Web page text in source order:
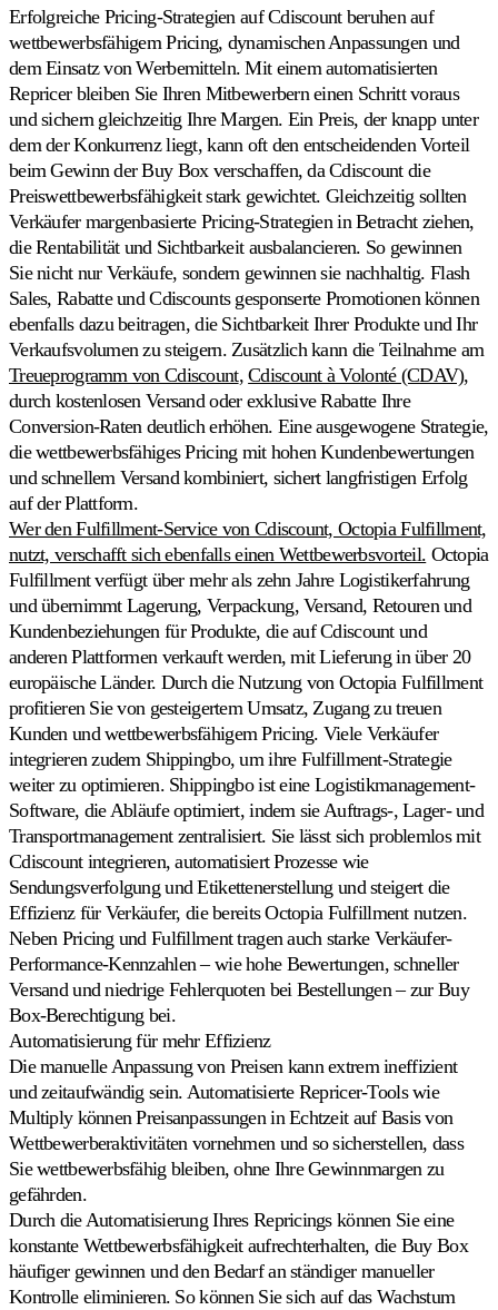
Alle
kompatiblen
Marktplätze
Alle
130+
unterstützten
Marktplätze
entdecken.
Erfolgreiche Pricing-Strategien auf Cdiscount beruhen auf
wettbewerbsfähigem Pricing, dynamischen Anpassungen und
dem Einsatz von Werbemitteln. Mit einem automatisierten
Repricer bleiben Sie Ihren Mitbewerbern einen Schritt voraus
und sichern gleichzeitig Ihre Margen. Ein Preis, der knapp unter
dem der Konkurrenz liegt, kann oft den entscheidenden Vorteil
beim Gewinn der Buy Box verschaffen, da Cdiscount die
Preiswettbewerbsfähigkeit stark gewichtet. Gleichzeitig sollten
Verkäufer margenbasierte Pricing-Strategien in Betracht ziehen,
die Rentabilität und Sichtbarkeit ausbalancieren. So gewinnen
Sie nicht nur Verkäufe, sondern gewinnen sie nachhaltig. Flash
Sales, Rabatte und Cdiscounts gesponserte Promotionen können
ebenfalls dazu beitragen, die Sichtbarkeit Ihrer Produkte und Ihr
Verkaufsvolumen zu steigern. Zusätzlich kann die Teilnahme am
Treueprogramm von Cdiscount,Cdiscount à Volonté (CDAV),
durch kostenlosen Versand oder exklusive Rabatte Ihre
Conversion-Raten deutlich erhöhen. Eine ausgewogene Strategie,
die wettbewerbsfähiges Pricing mit hohen Kundenbewertungen
und schnellem Versand kombiniert, sichert langfristigen Erfolg
auf der Plattform.
Wer den Fulfillment-Service von Cdiscount, Octopia Fulfillment,
nutzt, verschafft sich ebenfalls einen Wettbewerbsvorteil. Octopia
Fulfillment verfügt über mehr als zehn Jahre Logistikerfahrung
und übernimmt Lagerung, Verpackung, Versand, Retouren und
Kundenbeziehungen für Produkte, die auf Cdiscount und
anderen Plattformen verkauft werden, mit Lieferung in über 20
europäische Länder. Durch die Nutzung von Octopia Fulfillment
profitieren Sie von gesteigertem Umsatz, Zugang zu treuen
Kunden und wettbewerbsfähigem Pricing. Viele Verkäufer
integrieren zudem Shippingbo, um ihre Fulfillment-Strategie
weiter zu optimieren. Shippingbo ist eine Logistikmanagement-
Software, die Abläufe optimiert, indem sie Auftrags-, Lager- und
Transportmanagement zentralisiert. Sie lässt sich problemlos mit
Cdiscount integrieren, automatisiert Prozesse wie
Sendungsverfolgung und Etikettenerstellung und steigert die
Effizienz für Verkäufer, die bereits Octopia Fulfillment nutzen.
Neben Pricing und Fulfillment tragen auch starke Verkäufer-
Performance-Kennzahlen – wie hohe Bewertungen, schneller
Versand und niedrige Fehlerquoten bei Bestellungen – zur Buy
Box-Berechtigung bei.
Automatisierung für mehr Effizienz
Die manuelle Anpassung von Preisen kann extrem ineffizient
und zeitaufwändig sein. Automatisierte Repricer-Tools wie
Multiply können Preisanpassungen in Echtzeit auf Basis von
Wettbewerberaktivitäten vornehmen und so sicherstellen, dass
Sie wettbewerbsfähig bleiben, ohne Ihre Gewinnmargen zu
gefährden.
Durch die Automatisierung Ihres Repricings können Sie eine
konstante Wettbewerbsfähigkeit aufrechterhalten, die Buy Box
häufiger gewinnen und den Bedarf an ständiger manueller
Kontrolle eliminieren. So können Sie sich auf das Wachstum